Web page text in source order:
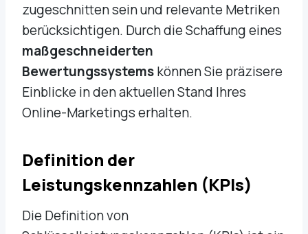
zugeschnitten sein und relevante Metriken
berücksichtigen. Durch die Schaffung eines
maßgeschneiderten
Bewertungssystemskönnen Sie präzisere
Einblicke in den aktuellen Stand Ihres
Online-Marketings erhalten.
Definition der
Leistungskennzahlen (KPIs)
Die Definition von